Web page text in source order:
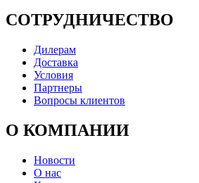
СОТРУДНИЧЕСТВО
Дилерам
Доставка
Условия
Партнеры
Вопросы клиентов
О КОМПАНИИ
Новости
О нас